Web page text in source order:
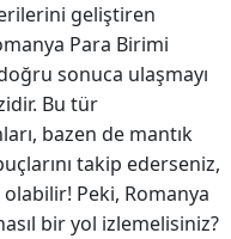
geliştiren
Para Birimi
sonuca ulaşmayı
Bu tür
bazen de mantık
takip ederseniz,
olabilir! Peki, Romanya
bir yol izlemelisiniz?